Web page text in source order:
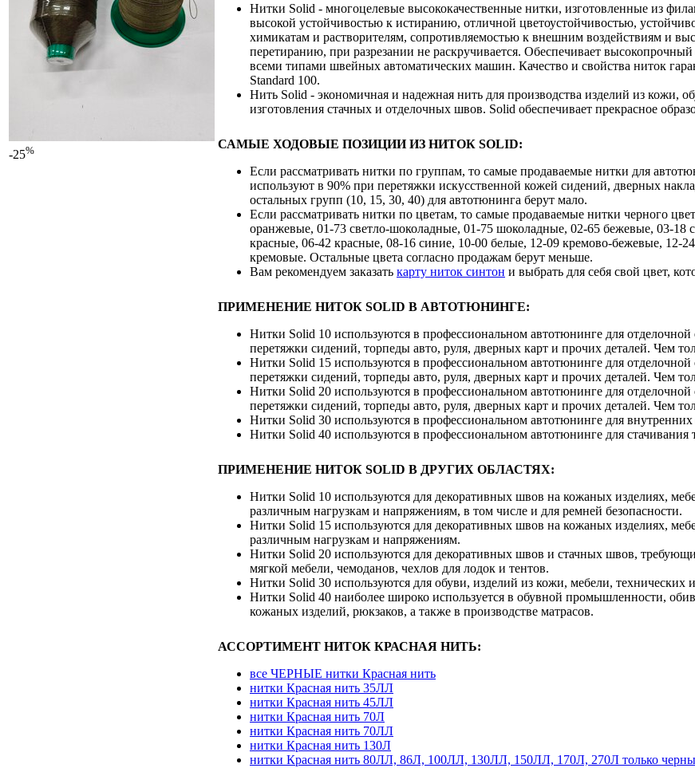
-25%
Нитки Solid - многоцелевые высококачественные нитки, изготовленные из
высокой устойчивостью к истиранию, отличной цветоустойчивостью,
химикатам и растворителям, сопротивляемостью к внешним воздействиям и
перетиранию, при разрезании не раскручивается. Обеспечивает
всеми типами швейных автоматических машин. Качество и свойства ниток
Standard 100.
Нить Solid - экономичная и надежная нить для производства изделий из кожи,
изготовления стачных и отделочных швов. Solid обеспечивает прекрасное
САМЫЕ ХОДОВЫЕ ПОЗИЦИИ ИЗ НИТОК SOLID:
Если рассматривать нитки по группам, то самые продаваемые нитки для
используют в 90% при перетяжки искусственной кожей сидений, дверных
остальных групп (10, 15, 30, 40) для автотюнинга берут мало.
Если рассматривать нитки по цветам, то самые продаваемые нитки черного
оранжевые, 01-73 светло-шоколадные, 01-75 шоколадные, 02-65 бежевые, 03-18
красные, 06-42 красные, 08-16 синие, 10-00 белые, 12-09 кремово-бежевые, 12-
кремовые. Остальные цвета согласно продажам берут меньше.
Вам рекомендуем заказать карту ниток синтон и выбрать для себя свой цвет,
ПРИМЕНЕНИЕ НИТОК SOLID В АВТОТЮНИНГЕ:
Нитки Solid 10 используются в профессиональном автотюнинге для
перетяжки сидений, торпеды авто, руля, дверных карт и прочих деталей. Чем
Нитки Solid 15 используются в профессиональном автотюнинге для
перетяжки сидений, торпеды авто, руля, дверных карт и прочих деталей. Чем
Нитки Solid 20 используются в профессиональном автотюнинге для
перетяжки сидений, торпеды авто, руля, дверных карт и прочих деталей. Чем
Нитки Solid 30 используются в профессиональном автотюнинге для
Нитки Solid 40 используются в профессиональном автотюнинге для стачивания
ПРИМЕНЕНИЕ НИТОК SOLID В ДРУГИХ ОБЛАСТЯХ:
Нитки Solid 10 используются для декоративных швов на кожаных изделиях,
различным нагрузкам и напряжениям, в том числе и для ремней безопасности.
Нитки Solid 15 используются для декоративных швов на кожаных изделиях,
различным нагрузкам и напряжениям.
Нитки Solid 20 используются для декоративных швов и стачных швов,
мягкой мебели, чемоданов, чехлов для лодок и тентов.
Нитки Solid 30 используются для обуви, изделий из кожи, мебели, технических
Нитки Solid 40 наиболее широко используется в обувной промышленности,
кожаных изделий, рюкзаков, а также в производстве матрасов.
АССОРТИМЕНТ НИТОК КРАСНАЯ НИТЬ:
все ЧЕРНЫЕ нитки Красная нить
нитки Красная нить 35ЛЛ
нитки Красная нить 45ЛЛ
нитки Красная нить 70Л
нитки Красная нить 70ЛЛ
нитки Красная нить 130Л
нитки Красная нить 80ЛЛ, 86Л, 100ЛЛ, 130ЛЛ, 150ЛЛ, 170Л, 270Л только